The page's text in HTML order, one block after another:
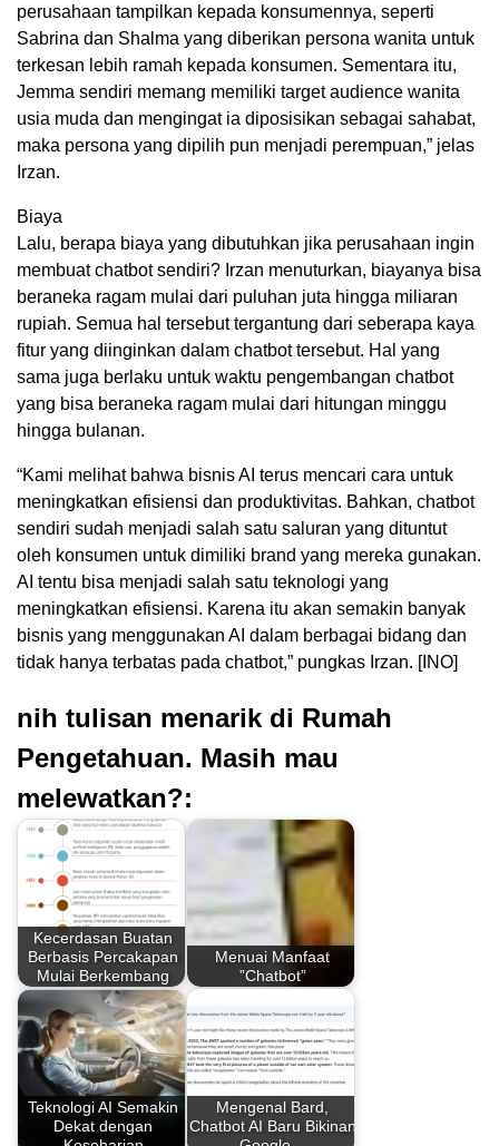
perusahaan tampilkan kepada konsumennya, seperti
Sabrina dan Shalma yang diberikan persona wanita untuk
terkesan lebih ramah kepada konsumen. Sementara itu,
Jemma sendiri memang memiliki target audience wanita
usia muda dan mengingat ia diposisikan sebagai sahabat,
maka persona yang dipilih pun menjadi perempuan,” jelas
Irzan.
Biaya
Lalu, berapa biaya yang dibutuhkan jika perusahaan ingin
membuat chatbot sendiri? Irzan menuturkan, biayanya bisa
beraneka ragam mulai dari puluhan juta hingga miliaran
rupiah. Semua hal tersebut tergantung dari seberapa kaya
fitur yang diinginkan dalam chatbot tersebut. Hal yang
sama juga berlaku untuk waktu pengembangan chatbot
yang bisa beraneka ragam mulai dari hitungan minggu
hingga bulanan.
“Kami melihat bahwa bisnis AI terus mencari cara untuk
meningkatkan efisiensi dan produktivitas. Bahkan, chatbot
sendiri sudah menjadi salah satu saluran yang dituntut
oleh konsumen untuk dimiliki brand yang mereka gunakan.
AI tentu bisa menjadi salah satu teknologi yang
meningkatkan efisiensi. Karena itu akan semakin banyak
bisnis yang menggunakan AI dalam berbagai bidang dan
tidak hanya terbatas pada chatbot,” pungkas Irzan. [INO]
nih tulisan menarik di Rumah
Pengetahuan. Masih mau
melewatkan?:
Kecerdasan Buatan
Berbasis Percakapan
Mulai Berkembang
Menuai Manfaat
”Chatbot”
Teknologi AI Semakin
Dekat dengan
Mengenal Bard,
Chatbot AI Baru Bikinan